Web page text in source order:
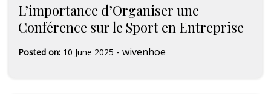
L’importance d’Organiser une
Conférence sur le Sport en Entreprise
Posted on: 10 June 2025 - wivenhoe